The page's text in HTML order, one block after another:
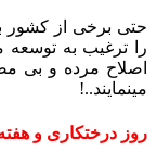
حتی برخی از کشور
را ترغیب به
اصلاح مرده و بی
مینمایند..!
روز درختکاری و